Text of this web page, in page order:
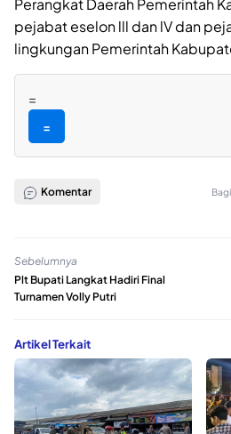
pejabat eselon lll dan lV dan
lingkungan Pemerintah
=
=
Komentar
Sebelumnya
Plt Bupati Langkat Hadiri Final
Turnamen Volly Putri
Artikel Terkait